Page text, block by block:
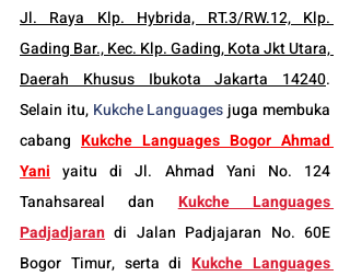
Jl. Raya Klp. Hybrida, RT.3/RW.12, Klp.
Gading Bar., Kec. Klp. Gading, Kota Jkt Utara,
Daerah Khusus Ibukota Jakarta 14240.
Selain itu, Kukche Languages juga membuka
cabang Kukche Languages Bogor Ahmad
Yani yaitu di Jl. Ahmad Yani No. 124
Tanahsareal dan
Kukche Languages
Padjadjaran di Jalan Padjajaran No. 60E
Bogor Timur, serta di Kukche Languages